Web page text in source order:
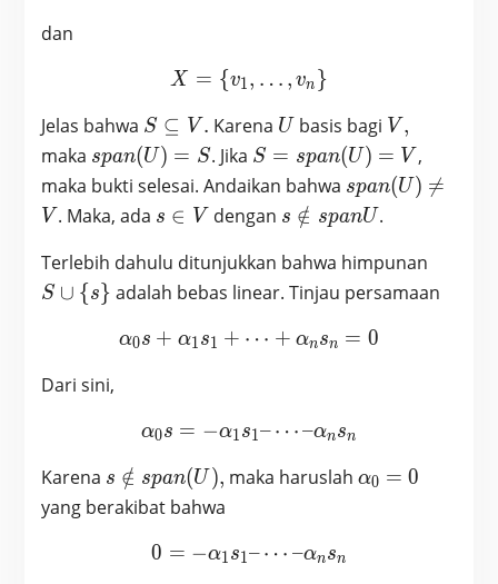
dan
X = \{v_1, …, v_n\}
X = {v1, … , vn }
Jelas bahwa S
\subseteq
V.
S ⊆ V . Karena U
Ubasis bagi V,
V ,
maka span
(U)
= S
span(U) = S. Jika S =
span
=V
S = span(U) = V ,
maka bukti selesai. Andaikan bahwa span
(U)
V
span(U) 
=
V . Maka, ada s
V
s ∈ V dengan s
span
U
s ∈
/ spanU.
Terlebih dahulu ditunjukkan bahwa himpunan
\cup
S ∪ { s } adalah bebas linear. Tinjau persamaan
\alpha_0 s + \alpha_1
α0s + α1s1 + ⋯ + αnsn = 0
Dari sini,
\alpha_0 s = -\alpha_1
α0s = −α1s1–⋯–αnsn
Karena s
\notin
s ∈
/ span(U ), maka haruslah \alpha_0
α0 = 0
yang berakibat bahwa
0 = -\alpha_1 s_1 –
0 = −α1s1–⋯ –αnsn